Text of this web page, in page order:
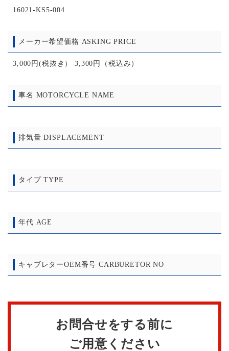
16021-KS5-004
メーカー希望価格 ASKING PRICE
3,000円(税抜き） 3,300円（税込み）
車名 MOTORCYCLE NAME
排気量 DISPLACEMENT
タイプ TYPE
年代 AGE
キャブレターOEM番号 CARBURETOR NO
お問合せをする前に
ご用意ください